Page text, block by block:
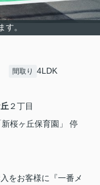
す。
間取り 4LDK
２丁目
新桜ヶ丘保育園」 停
をお客様に『一番メ